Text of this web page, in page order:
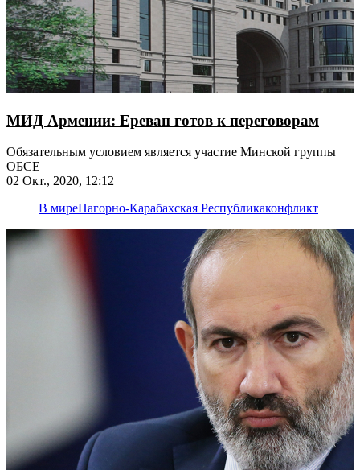
МИД Армении: Ереван готов к переговорам
Обязательным условием является участие Минской группы
ОБСЕ
02 Окт., 2020, 12:12
В миреНагорно-Карабахская Республикаконфликт